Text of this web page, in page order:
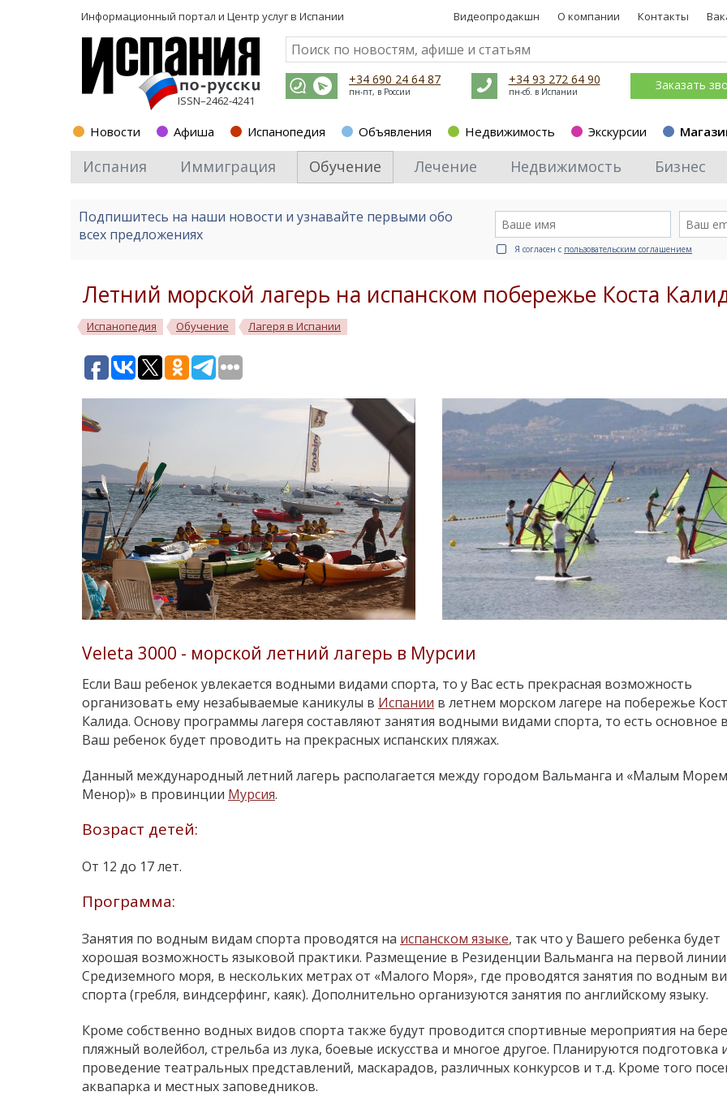
Информационный портал и Центр услуг в Испании Видеопродакшн О компании Контакты
ISSN–2462-4241
+34 690 24 64 87
пн-пт, в России
+34 93 272 64 90
пн-сб. в Испании Заказать
Новости Афиша Испанопедия Объявления Недвижимость Экскурсии
Испания Иммиграция Обучение Лечение Недвижимость Бизнес
Подпишитесь на наши новости и узнавайте первыми обо
всех предложениях
Я согласен с пользовательским соглашением
Летний морской лагерь на испанском побережье Коста
Испанопедия Обучение Лагеря в Испании
Veleta 3000 - морской летний лагерь в Мурсии
Если Ваш ребенок увлекается водными видами спорта, то у Вас есть прекрасная возможность
организовать ему незабываемые каникулы в Испании в летнем морском лагере на побережье
Калида. Основу программы лагеря составляют занятия водными видами спорта, то есть основное
Ваш ребенок будет проводить на прекрасных испанских пляжах.
Данный международный летний лагерь располагается между городом Вальманга и «Малым
Менор)» в провинции Мурсия.
Возраст детей:
От 12 до 17 лет.
Программа:
Занятия по водным видам спорта проводятся на испанском языке, так что у Вашего ребенка будет
хорошая возможность языковой практики. Размещение в Резиденции Вальманга на первой линии
Средиземного моря, в нескольких метрах от «Малого Моря», где проводятся занятия по водным
спорта (гребля, виндсерфинг, каяк). Дополнительно организуются занятия по английскому языку.
Кроме собственно водных видов спорта также будут проводится спортивные мероприятия на
пляжный волейбол, стрельба из лука, боевые искусства и многое другое. Планируются подготовка
проведение театральных представлений, маскарадов, различных конкурсов и т.д. Кроме того
аквапарка и местных заповедников.